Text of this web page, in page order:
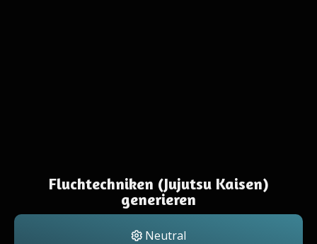
Fluchtechniken (Jujutsu Kaisen)
generieren
Neutral